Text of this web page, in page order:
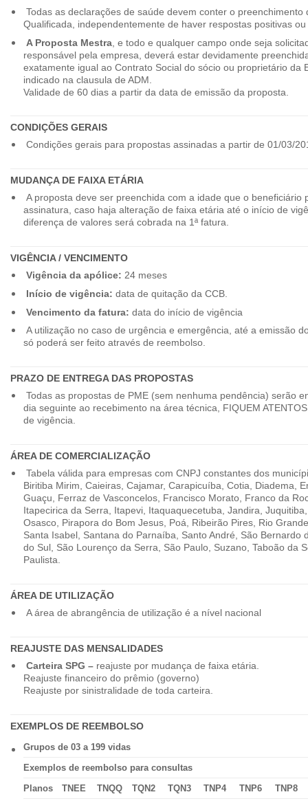
Todas as declarações de saúde devem conter o preenchimento
Qualificada, independentemente de haver respostas positivas ou
A Proposta Mestra, e todo e qualquer campo onde seja
responsável pela empresa, deverá estar devidamente
exatamente igual ao Contrato Social do sócio ou proprietário da
indicado na clausula de ADM.
Validade de 60 dias a partir da data de emissão da proposta.
CONDIÇÕES GERAIS
Condições gerais para propostas assinadas a partir de 01/03/
MUDANÇA DE FAIXA ETÁRIA
A proposta deve ser preenchida com a idade que o beneficiário
assinatura, caso haja alteração de faixa etária até o início de
diferença de valores será cobrada na 1ª fatura.
VIGÊNCIA / VENCIMENTO
Vigência da apólice: 24 meses
Início de vigência: data de quitação da CCB.
Vencimento da fatura: data do início de vigência
A utilização no caso de urgência e emergência, até a emissão
só poderá ser feito através de reembolso.
PRAZO DE ENTREGA DAS PROPOSTAS
Todas as propostas de PME (sem nenhuma pendência) serão
dia seguinte ao recebimento na área técnica, FIQUEM
de vigência.
ÁREA DE COMERCIALIZAÇÃO
Tabela válida para empresas com CNPJ constantes dos
Biritiba Mirim, Caieiras, Cajamar, Carapicuíba, Cotia, Diadema,
Guaçu, Ferraz de Vasconcelos, Francisco Morato, Franco da
Itapecirica da Serra, Itapevi, Itaquaquecetuba, Jandira,
Osasco, Pirapora do Bom Jesus, Poá, Ribeirão Pires, Rio
Santa Isabel, Santana do Parnaíba, Santo André, São Bernardo
do Sul, São Lourenço da Serra, São Paulo, Suzano, Taboão da
Paulista.
ÁREA DE UTILIZAÇÃO
A área de abrangência de utilização é a nível nacional
REAJUSTE DAS MENSALIDADES
Carteira SPG –reajuste por mudança de faixa etária.
Reajuste financeiro do prêmio (governo)
Reajuste por sinistralidade de toda carteira.
EXEMPLOS DE REEMBOLSO
Grupos de 03 a 199 vidas
Exemplos de reembolso para consultas
Planos
TNEE TNQQ TQN2 TQN3 TNP4 TNP6 TNP8